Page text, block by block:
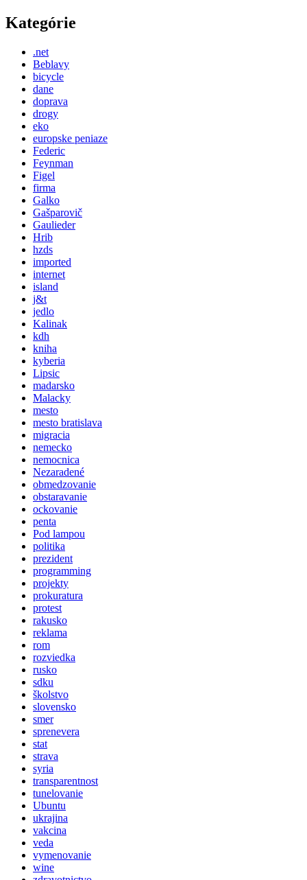
Kategórie
.net
Beblavy
bicycle
dane
doprava
drogy
eko
europske peniaze
Federic
Feynman
Figel
firma
Galko
Gašparovič
Gaulieder
Hrib
hzds
imported
internet
island
j&t
jedlo
Kalinak
kdh
kniha
kyberia
Lipsic
madarsko
Malacky
mesto
mesto bratislava
migracia
nemecko
nemocnica
Nezaradené
obmedzovanie
obstaravanie
ockovanie
penta
Pod lampou
politika
prezident
programming
projekty
prokuratura
protest
rakusko
reklama
rom
rozviedka
rusko
sdku
školstvo
slovensko
smer
sprenevera
stat
strava
syria
transparentnost
tunelovanie
Ubuntu
ukrajina
vakcina
veda
vymenovanie
wine